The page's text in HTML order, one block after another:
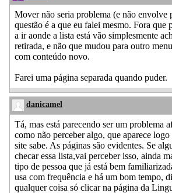
Mover não seria problema (e não envolve
questão é a que eu falei mesmo. Fora que
a ir aonde a lista está vão simplesmente
retirada, e não que mudou para outro
com conteúdo novo.
Farei uma página separada quando puder.
danicamel
Tá, mas está parecendo ser um problema
como não perceber algo, que aparece
site sabe. As páginas são evidentes. Se
checar essa lista,vai perceber isso, ainda
tipo de pessoa que já está bem
usa com frequência e há um bom tempo,
qualquer coisa só clicar na página da